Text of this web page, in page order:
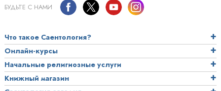
БУДЬТЕ С НАМИ
Что такое Саентология?
Онлайн-курсы
Начальные религиозные услуги
Книжный магазин